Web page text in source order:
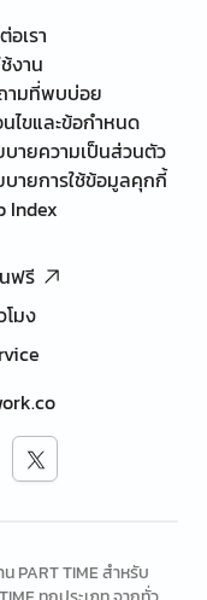
อเรา
งาน
ามที่พบบ่อย
นไขและข้อกำหนด
บายความเป็นส่วนตัว
บายการใช้ข้อมูลคุกกี้
Index
ฟรี
โมง
PART TIME สำหรับ